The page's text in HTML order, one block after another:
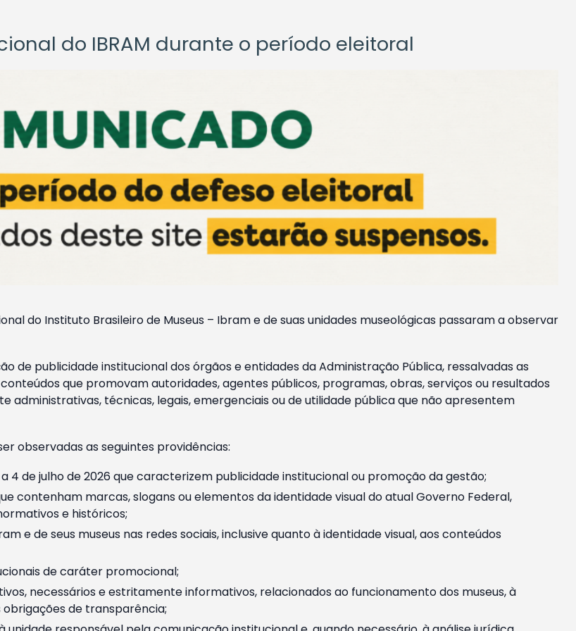
do IBRAM durante o período eleitoral
do Instituto Brasileiro de Museus – Ibram e de suas unidades museológicas passaram a observar
de publicidade institucional dos órgãos e entidades da Administração Pública, ressalvadas as
que promovam autoridades, agentes públicos, programas, obras, serviços ou resultados
técnicas, legais, emergenciais ou de utilidade pública que não apresentem
observadas as seguintes providências:
de julho de 2026 que caracterizem publicidade institucional ou promoção da gestão;
contenham marcas, slogans ou elementos da identidade visual do atual Governo Federal,
e históricos;
e de seus museus nas redes sociais, inclusive quanto à identidade visual, aos conteúdos
de caráter promocional;
necessários e estritamente informativos, relacionados ao funcionamento dos museus, à
de transparência;